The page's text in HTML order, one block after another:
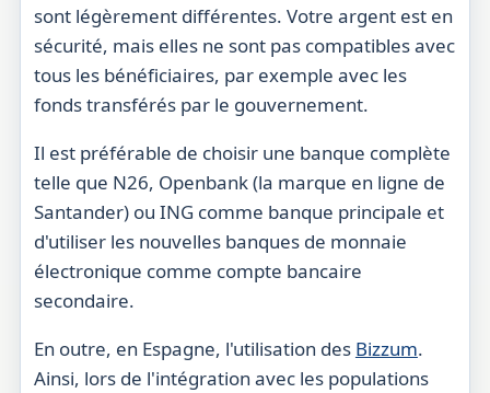
sont légèrement différentes. Votre argent est en
sécurité, mais elles ne sont pas compatibles avec
tous les bénéficiaires, par exemple avec les
fonds transférés par le gouvernement.
Il est préférable de choisir une banque complète
telle que N26, Openbank (la marque en ligne de
Santander) ou ING comme banque principale et
d'utiliser les nouvelles banques de monnaie
électronique comme compte bancaire
secondaire.
En outre, en Espagne, l'utilisation des Bizzum.
Ainsi, lors de l'intégration avec les populations